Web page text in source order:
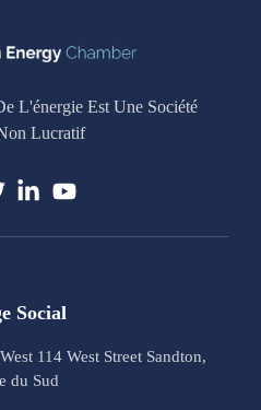
L'énergie Est Une Société
Lucratif
Social
114 West Street Sandton,
du Sud